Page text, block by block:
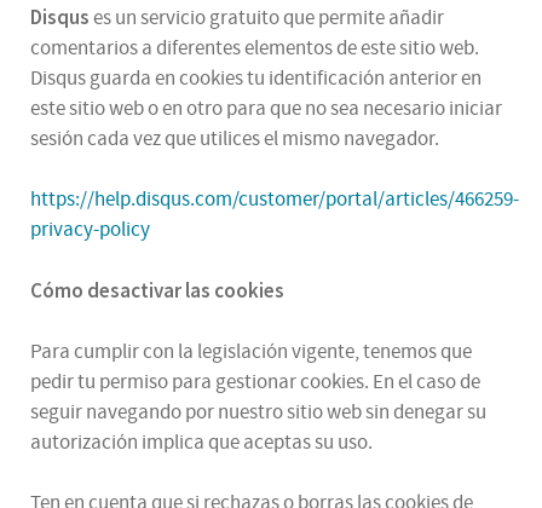
Disquses un servicio gratuito que permite añadir
comentarios a diferentes elementos de este sitio web.
Disqus guarda en cookies tu identificación anterior en
este sitio web o en otro para que no sea necesario iniciar
sesión cada vez que utilices el mismo navegador.
https://help.disqus.com/customer/portal/articles/466259-
privacy-policy
Cómo desactivar las cookies
Para cumplir con la legislación vigente, tenemos que
pedir tu permiso para gestionar cookies. En el caso de
seguir navegando por nuestro sitio web sin denegar su
autorización implica que aceptas su uso.